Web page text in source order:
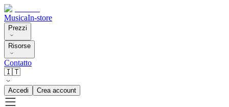
MusicaIn-store
Prezzi
Risorse
Contatto
🇮🇹
Accedi Crea account